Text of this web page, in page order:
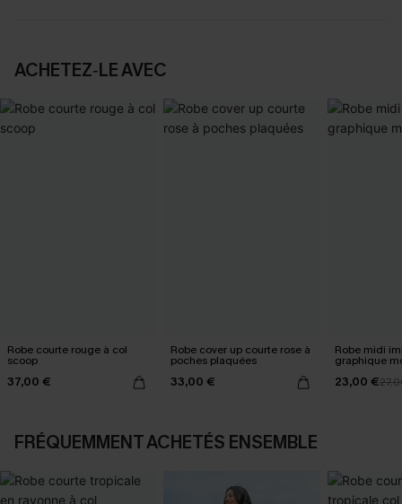
ACHETEZ‑LE AVEC
Robe courte rouge à col
scoop
37,00 €
Robe cover up courte rose à
poches plaquées
33,00 €
Robe midi
graphique
23,00 €
FRÉQUEMMENT ACHETÉS ENSEMBLE